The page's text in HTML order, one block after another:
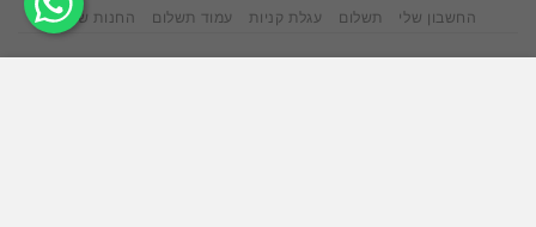
החשבון שלי תשלום עגלת קניות עמוד תשלום החנות שלנו